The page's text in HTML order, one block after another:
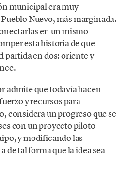
municipal era muy
Nuevo, más marginada.
en un mismo
esta historia de que
partida en dos: oriente y
admite que todavía hacen
y recursos para
considera un progreso que se
con un proyecto piloto
y modificando las
de tal forma que la idea sea